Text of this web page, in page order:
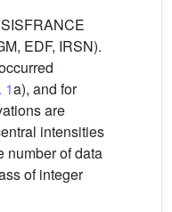
EDF, IRSN).
1a), and for
are
intensities
number of data
of integer